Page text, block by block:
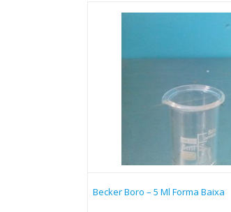
Becker Boro – 5 Ml Forma Baixa